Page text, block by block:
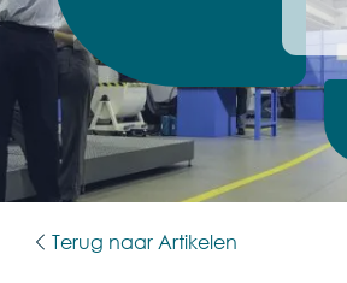
Terug naar Artikelen